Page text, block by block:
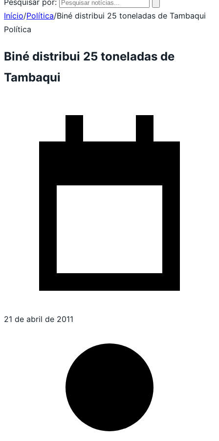
Pesquisar por:
Início/Política/Biné distribui 25 toneladas de Tambaqui
Política
Biné distribui 25 toneladas de
Tambaqui
21 de abril de 2011